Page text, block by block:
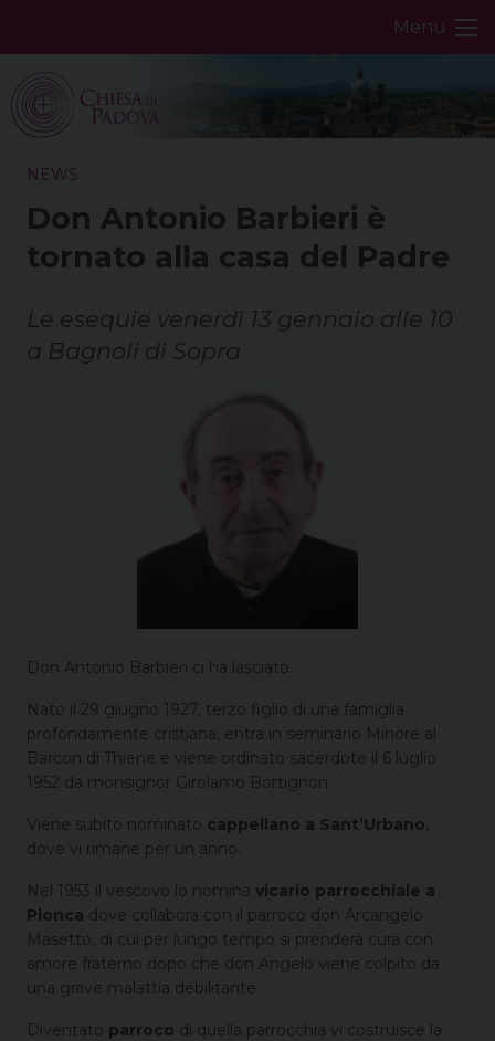
Menu
NEWS
Don Antonio Barbieri è
tornato alla casa del Padre
Le esequie venerdì 13 gennaio alle 10
a Bagnoli di Sopra
Don Antonio Barbieri ci ha lasciato.
Nato il 29 giugno 1927, terzo figlio di una famiglia
profondamente cristiana, entra in seminario Minore al
Barcon di Thiene e viene ordinato sacerdote il 6 luglio
1952 da monsignor Girolamo Bortignon.
Viene subito nominato cappellano a Sant’Urbano,
dove vi rimane per un anno.
Nel 1953 il vescovo lo nomina vicario parrocchiale a
Pionca dove collabora con il parroco don Arcangelo
Masetto, di cui per lungo tempo si prenderà cura con
amore fraterno dopo che don Angelo viene colpito da
una grave malattia debilitante.
Diventato parroco di quella parrocchia vi costruisce la